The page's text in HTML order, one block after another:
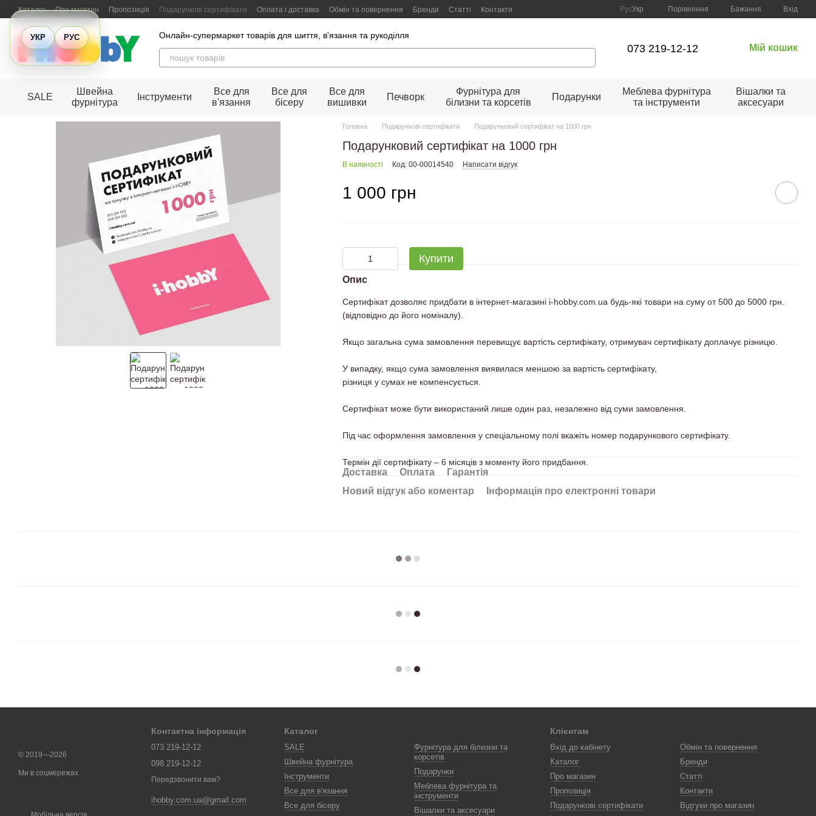
УКР РУС
Перейти до основного контенту
Каталог Про магазин Пропозиція Подарункові сертифікати Оплата і доставка Обмін та повернення Бренди Статті
Контакти
РусУкр Порівняння Бажання Вхід
Онлайн-супермаркет товарів для шиття, в'язання та рукоділля
073 219-12-12 Мій кошик
SALE
Швейна
фурнітура
Інструменти
Все для
в'язання
Все для
бісеру
Все для
вишивки
Печворк
Фурнітура для
білизни та корсетів
Подарунки
Меблева фурнітура
та інструменти
Вішалки та
аксесуари
Головна Подарункові сертифікати Подарунковий сертифікат на 1000 грн
Подарунковий сертифікат на 1000 грн
В наявності Код: 00-00014540 Написати відгук
1 000 грн
Купити
Опис
Сертифікат дозволяє придбати в інтернет-магазині i-hobby.com.ua будь-які товари на суму от 500 до 5000 грн.
(відповідно до його номіналу).
Якщо загальна сума замовлення перевищує вартість сертифікату, отримувач сертифікату доплачує різницю.
У випадку, якщо сума замовлення виявилася меншою за вартість сертифікату,
різниця у сумах не компенсується.
Сертифікат може бути використаний лише один раз, незалежно від суми замовлення.
Під час оформлення замовлення у спеціальному полі вкажіть номер подарункового сертифікату.
Термін дії сертифікату – 6 місяців з моменту його придбання.
Доставка Оплата
Гарантія
Новий відгук або коментар
Інформація про електронні товари
© 2019—2026
Ми в соцмережах
Контактна інформація
073 219-12-12
098 219-12-12
Передзвонити вам?
ihobby.com.ua@gmail.com
Каталог
SALE
Швейна фурнітура
Інструменти
Все для в'язання
Все для бісеру
Фурнітура для білизни та
корсетів
Подарунки
Меблева фурнітура та
інструменти
Вішалки та аксесуари
Клієнтам
Вхід до кабінету
Каталог
Про магазин
Пропозиція
Подарункові сертифікати
Обмін та повернення
Бренди
Статті
Контакти
Відгуки про магазин